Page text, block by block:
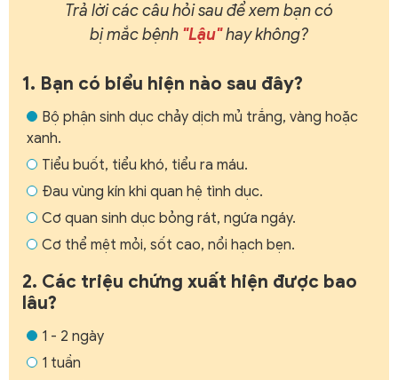
Trả lời các câu hỏi sau để xem bạn có
bị mắc bệnh "Lậu"hay không?
1. Bạn có biểu hiện nào sau đây?
Bộ phận sinh dục chảy dịch mủ trắng, vàng hoặc
xanh.
Tiểu buốt, tiểu khó, tiểu ra máu.
Đau vùng kín khi quan hệ tình dục.
Cơ quan sinh dục bỏng rát, ngứa ngáy.
Cơ thể mệt mỏi, sốt cao, nổi hạch bẹn.
2. Các triệu chứng xuất hiện được bao
lâu?
1 - 2 ngày
1 tuần